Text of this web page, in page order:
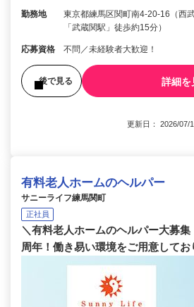
勤務地
東京都練馬区関町南4-20-16（西
「武蔵関駅」徒歩約15分）
応募資格 不問／未経験者大歓迎！
後で見る 詳細を
更新日： 2026/
有料老人ホームのヘルパー
サニーライフ練馬関町
正社員
＼有料老人ホームのヘルパー大募
周年！働き易い環境をご用意してお